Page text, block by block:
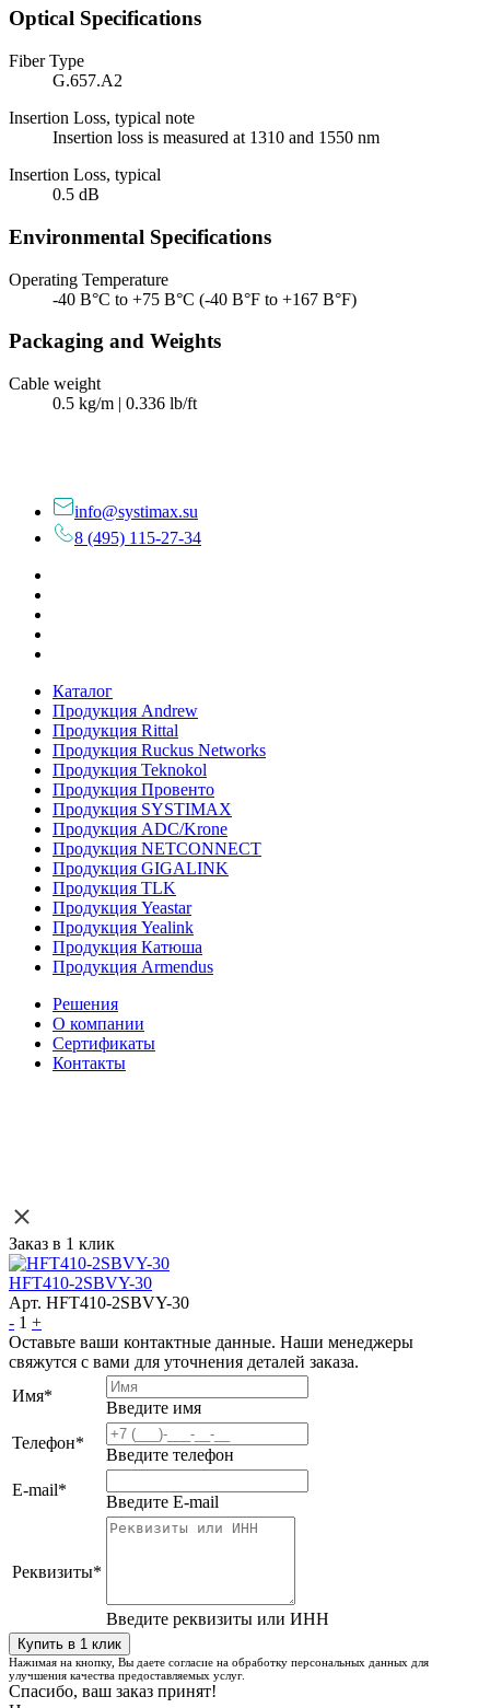
Optical Specifications
Fiber Type
G.657.A2
Insertion Loss, typical note
Insertion loss is measured at 1310 and 1550 nm
Insertion Loss, typical
0.5 dB
Environmental Specifications
Operating Temperature
-40 В°C to +75 В°C (-40 В°F to +167 В°F)
Packaging and Weights
Cable weight
0.5 kg/m | 0.336 lb/ft
info@systimax.su
8 (495) 115-27-34
Каталог
Продукция Andrew
Продукция Rittal
Продукция Ruckus Networks
Продукция Teknokol
Продукция Провенто
Продукция SYSTIMAX
Продукция ADC/Krone
Продукция NETCONNECT
Продукция GIGALINK
Продукция TLK
Продукция Yeastar
Продукция Yealink
Продукция Катюша
Продукция Armendus
Решения
О компании
Сертификаты
Контакты
Заказ в 1 клик
HFT410-2SBVY-30
Арт. HFT410-2SBVY-30
- 1 +
Оставьте ваши контактные данные. Наши менеджеры
свяжутся с вами для уточнения деталей заказа.
Имя*
Введите имя
Телефон*
Введите телефон
E-mail*
Введите E-mail
Реквизиты*
Введите реквизиты или ИНН
Нажимая на кнопку, Вы даете согласие на обработку персональных данных для
улучшения качества предоставляемых услуг.
Спасибо, ваш заказ принят!